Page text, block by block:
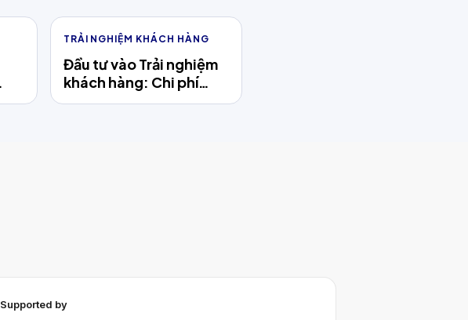
TRẢI NGHIỆM KHÁCH HÀNG
Đầu tư vào Trải nghiệm
khách hàng: Chi phí
"mềm" hay Động cơ
Supported by